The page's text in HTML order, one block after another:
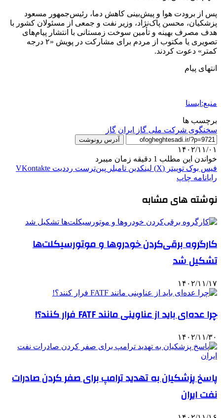
پس از برودت هوا و پیش‌بینی کاهش دما، رئیس‌جمهور مسعود
پزشکیان، محسن پاک‌نژاد، وزیر نفت و جمعی از مسئولان کشور با
هدف مصرف بهینه و تأمین سوخت زمستانی با انتشار پیام‌های
تصویری یا مکتوب از مردم برای مشارکت در پویش «۲ درجه
کمتر» دعوت کردند.
انتهای پیام
منبع:ایسنا
برچسب ها
سخنگوی شرکت ملی گاز ایران گاز
آدرس رونوشت
۱۴۰۲/۱۱/۰۱
خواندن این مطلب 1 دقیقه زمان میبرد
فیس بوک توییتر (X) لینکدین ‫تامبلر ‫پین‌ترست ‫رددیت ‫VKontakte
رایانامه چاپ
نوشته های مشابه
کارگروه برقی‌کردن خودروها و موتورسیکلت‌ها
تشکیل شد
۱۴۰۲/۱۱/۱۷
چرا عده‌ای باید از عناوینی مانند FATF فرار کنند؟!
۱۴۰۲/۱۱/۳۰
پاسخ پزشکیان به تهدید ترامپ برای صفر کردن صادرات
نفت ایران